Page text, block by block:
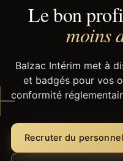
Le bon
moins
Balzac Intérim met à
et badgés pour vos
conformité
Recruter du personnel